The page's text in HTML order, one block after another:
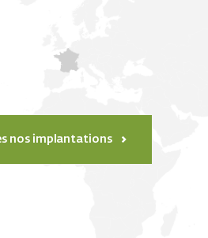
nos implantations